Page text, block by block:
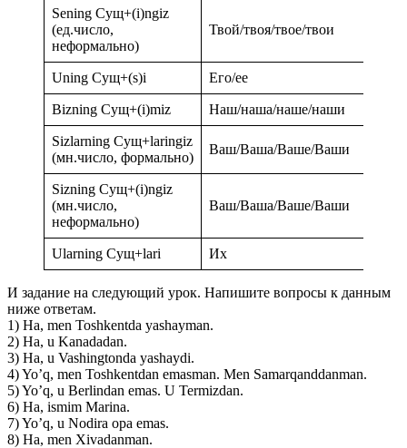
Sening Сущ+(i)ngiz
(ед.число,
неформально)
Твой/твоя/твое/твои
Uning Сущ+(s)i Его/ее
Bizning Сущ+(i)miz Наш/наша/наше/наши
Sizlarning Сущ+laringiz
(мн.число, формально)
Ваш/Ваша/Ваше/Ваши
Sizning Сущ+(i)ngiz
(мн.число,
неформально)
Ваш/Ваша/Ваше/Ваши
Ularning Сущ+lari Их
И задание на следующий урок. Напишите вопросы к данным
ниже ответам.
1) Ha, men Toshkentda yashayman.
2) Ha, u Kanadadan.
3) Ha, u Vashingtonda yashaydi.
4) Yo’q, men Toshkentdan emasman. Men Samarqanddanman.
5) Yo’q, u Berlindan emas. U Termizdan.
6) Ha, ismim Marina.
7) Yo’q, u Nodira opa emas.
8) Ha, men Xivadanman.